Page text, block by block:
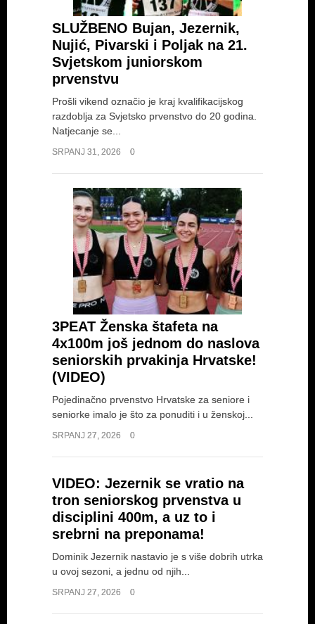
SLUŽBENO Bujan, Jezernik,
Nujić, Pivarski i Poljak na 21.
Svjetskom juniorskom
prvenstvu
Prošli vikend označio je kraj kvalifikacijskog
razdoblja za Svjetsko prvenstvo do 20 godina.
Natjecanje se...
SRPANJ 31, 2026 0
3PEAT Ženska štafeta na
4x100m još jednom do naslova
seniorskih prvakinja Hrvatske!
(VIDEO)
Pojedinačno prvenstvo Hrvatske za seniore i
seniorke imalo je što za ponuditi i u ženskoj...
SRPANJ 27, 2026 0
VIDEO: Jezernik se vratio na
tron seniorskog prvenstva u
disciplini 400m, a uz to i
srebrni na preponama!
Dominik Jezernik nastavio je s više dobrih utrka
u ovoj sezoni, a jednu od njih...
SRPANJ 27, 2026 0